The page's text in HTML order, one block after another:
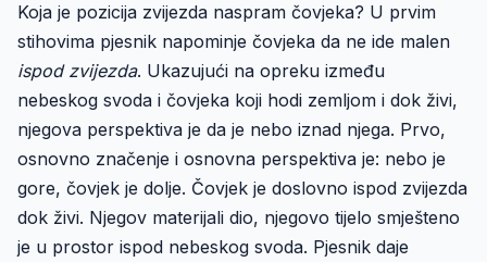
Koja je pozicija zvijezda naspram čovjeka? U prvim
stihovima pjesnik napominje čovjeka da ne ide malen
ispod zvijezda. Ukazujući na opreku između
nebeskog svoda i čovjeka koji hodi zemljom i dok živi,
njegova perspektiva je da je nebo iznad njega. Prvo,
osnovno značenje i osnovna perspektiva je: nebo je
gore, čovjek je dolje. Čovjek je doslovno ispod zvijezda
dok živi. Njegov materijali dio, njegovo tijelo smješteno
je u prostor ispod nebeskog svoda. Pjesnik daje